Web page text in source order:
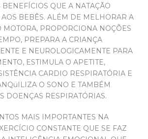
QUE A NATAÇÃO
BEBÊS. ALÉM DE MELHORAR A
MOTORA, PROPORCIONA NOÇÕES
PREPARA A CRIANÇA
E NEUROLOGICAMENTE PARA
ESTIMULA O APETITE,
CARDIO RESPIRATÓRIA E
O SONO E TAMBÉM
DOENÇAS RESPIRATÓRIAS.
MAIS IMPORTANTES NA
CONSTANTE QUE SE FAZ